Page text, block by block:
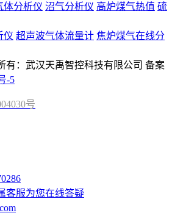
体分析仪 沼气分析仪 高炉煤气热值 硫
仪 超声波气体流量计 焦炉煤气在线分
有：武汉天禹智控科技有限公司 备案
-5
号
客服为您在线答疑